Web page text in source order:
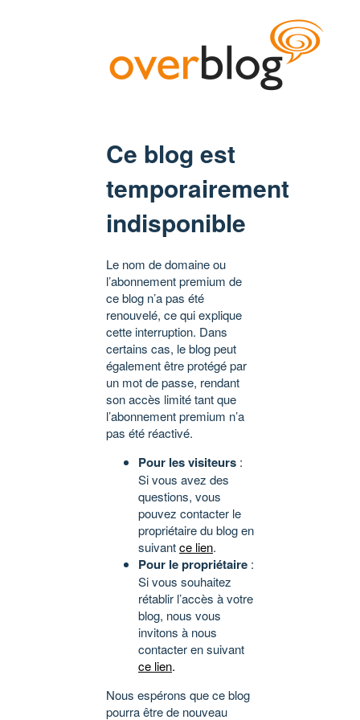
Ce blog est
temporairement
indisponible
Le nom de domaine ou
l’abonnement premium de
ce blog n’a pas été
renouvelé, ce qui explique
cette interruption. Dans
certains cas, le blog peut
également être protégé par
un mot de passe, rendant
son accès limité tant que
l’abonnement premium n’a
pas été réactivé.
Pour les visiteurs :
Si vous avez des
questions, vous
pouvez contacter le
propriétaire du blog en
suivantce lien.
Pour le propriétaire :
Si vous souhaitez
rétablir l’accès à votre
blog, nous vous
invitons à nous
contacter en suivant
ce lien.
Nous espérons que ce blog
pourra être de nouveau